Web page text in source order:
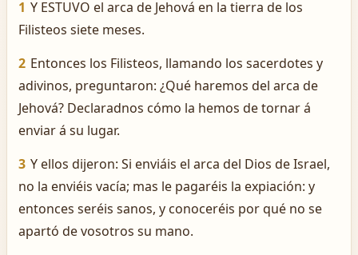
1 Y ESTUVO el arca de Jehová en la tierra de los
Filisteos siete meses.
2 Entonces los Filisteos, llamando los sacerdotes y
adivinos, preguntaron: ¿Qué haremos del arca de
Jehová? Declaradnos cómo la hemos de tornar á
enviar á su lugar.
3 Y ellos dijeron: Si enviáis el arca del Dios de Israel,
no la enviéis vacía; mas le pagaréis la expiación: y
entonces seréis sanos, y conoceréis por qué no se
apartó de vosotros su mano.